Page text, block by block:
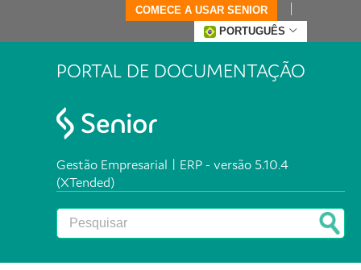
COMECE A USAR SENIOR
PORTUGUÊS
PORTAL DE DOCUMENTAÇÃO
Gestão Empresarial | ERP - versão 5.10.4
(XTended)